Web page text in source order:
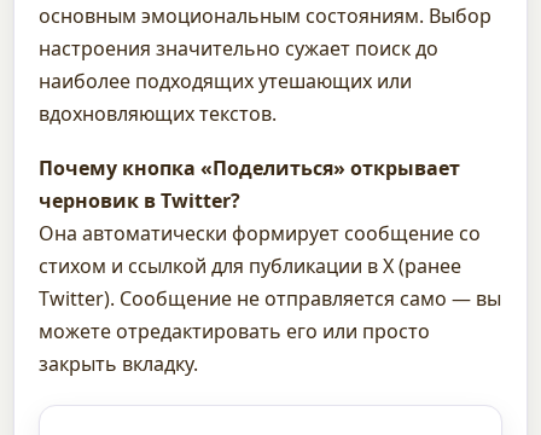
основным эмоциональным состояниям. Выбор
настроения значительно сужает поиск до
наиболее подходящих утешающих или
вдохновляющих текстов.
Почему кнопка «Поделиться» открывает
черновик в Twitter?
Она автоматически формирует сообщение со
стихом и ссылкой для публикации в X (ранее
Twitter). Сообщение не отправляется само — вы
можете отредактировать его или просто
закрыть вкладку.